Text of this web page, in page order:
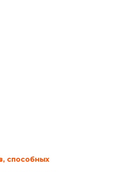
способных